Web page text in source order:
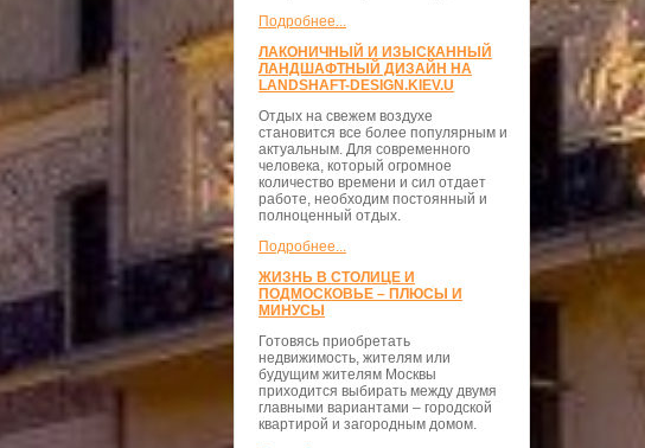
Подробнее...
ЛАКОНИЧНЫЙ И ИЗЫСКАННЫЙ
ЛАНДШАФТНЫЙ ДИЗАЙН НА
LANDSHAFT-DESIGN.KIEV.U
Отдых на свежем воздухе
становится все более популярным и
актуальным. Для современного
человека, который огромное
количество времени и сил отдает
работе, необходим постоянный и
полноценный отдых.
Подробнее...
ЖИЗНЬ В СТОЛИЦЕ И
ПОДМОСКОВЬЕ – ПЛЮСЫ И
МИНУСЫ
Готовясь приобретать
недвижимость, жителям или
будущим жителям Москвы
приходится выбирать между двумя
главными вариантами – городской
квартирой и загородным домом.